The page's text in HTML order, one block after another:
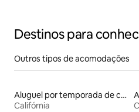
Destinos para
Outros tipos de acomodações
Aluguel por temporada de castelos
Califórnia